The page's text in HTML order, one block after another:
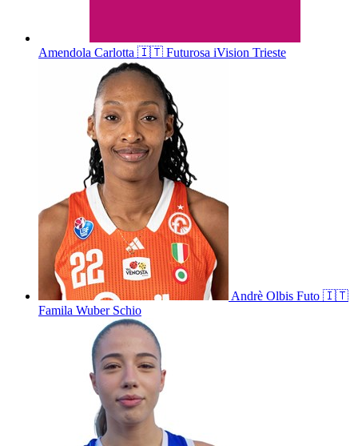
Amendola Carlotta 🇮🇹 Futurosa iVision Trieste
Andrè Olbis Futo 🇮🇹
Famila Wuber Schio